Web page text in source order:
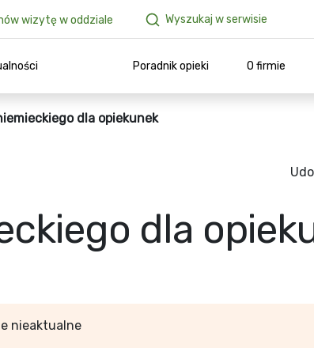
wizytę w oddziale Wyszukaj w serwisie
Poradnik opieki O firmie
dla opiekunek
dla
nieaktualne